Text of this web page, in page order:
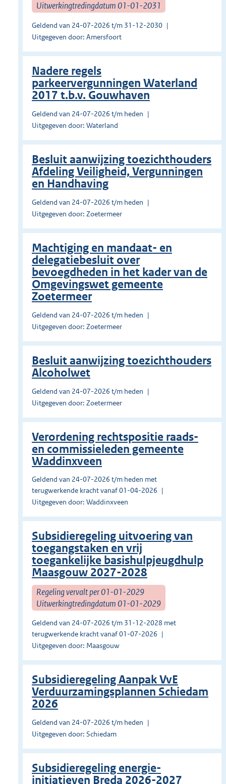
Uitwerkingtredingdatum 01-01-2031
Geldend van 24-07-2026 t/m 31-12-2030
Uitgegeven door: Amersfoort
Nadere regels
parkeervergunningen Waterland
2017 t.b.v. Gouwhaven
Geldend van 24-07-2026 t/m heden
Uitgegeven door: Waterland
Besluit aanwijzing toezichthouders
Afdeling Veiligheid, Vergunningen
en Handhaving
Geldend van 24-07-2026 t/m heden
Uitgegeven door: Zoetermeer
Machtiging en mandaat- en
delegatiebesluit over
bevoegdheden in het kader van de
Omgevingswet gemeente
Zoetermeer
Geldend van 24-07-2026 t/m heden
Uitgegeven door: Zoetermeer
Besluit aanwijzing toezichthouders
Alcoholwet
Geldend van 24-07-2026 t/m heden
Uitgegeven door: Zoetermeer
Verordening rechtspositie raads-
en commissieleden gemeente
Waddinxveen
Geldend van 24-07-2026 t/m heden met
terugwerkende kracht vanaf 01-04-2026
Uitgegeven door: Waddinxveen
Subsidieregeling uitvoering van
toegangstaken en vrij
toegankelijke basishulpjeugdhulp
Maasgouw 2027-2028
Regeling vervalt per 01-01-2029
Uitwerkingtredingdatum 01-01-2029
Geldend van 24-07-2026 t/m 31-12-2028 met
terugwerkende kracht vanaf 01-07-2026
Uitgegeven door: Maasgouw
Subsidieregeling Aanpak VvE
Verduurzamingsplannen Schiedam
2026
Geldend van 24-07-2026 t/m heden
Uitgegeven door: Schiedam
Subsidieregeling energie-
initiatieven Breda 2026-2027